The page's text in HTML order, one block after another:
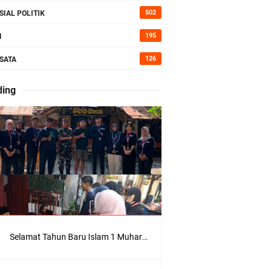
POLITIK 502
195
126
Selamat Tahun Baru Islam 1 Muharram 1448 H: Pesan Hijrah Drs. H. Husnul Aqib, M.M. untuk Negeri